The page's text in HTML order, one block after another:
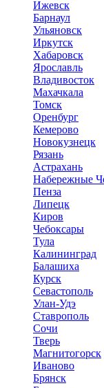
Ижевск
Барнаул
Ульяновск
Иркутск
Хабаровск
Ярославль
Владивосток
Махачкала
Томск
Оренбург
Кемерово
Новокузнецк
Рязань
Астрахань
Набережные
Пенза
Липецк
Киров
Чебоксары
Тула
Калининград
Балашиха
Курск
Севастополь
Улан-Удэ
Ставрополь
Сочи
Тверь
Магнитогорск
Иваново
Брянск